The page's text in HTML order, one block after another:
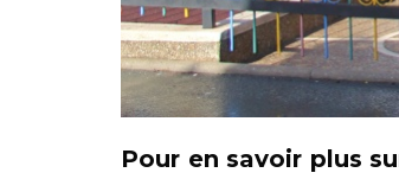
Pour en savoir plus